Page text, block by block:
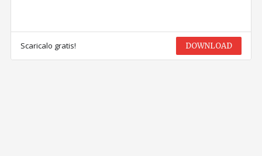
Scaricalo gratis! DOWNLOAD